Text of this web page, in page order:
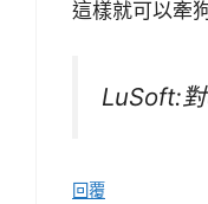
這樣就可以牽
LuSoft:
回覆